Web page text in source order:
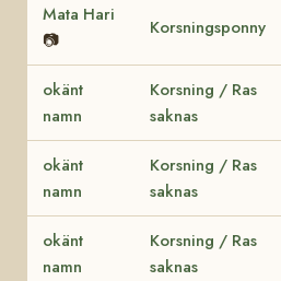
Mata Hari
📷
Korsningsponny
okänt
namn
Korsning / Ras
saknas
okänt
namn
Korsning / Ras
saknas
okänt
namn
Korsning / Ras
saknas